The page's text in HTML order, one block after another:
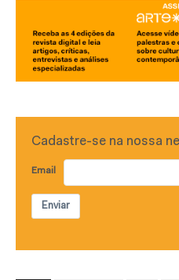
Cadastre-se na nossa
Email
Enviar